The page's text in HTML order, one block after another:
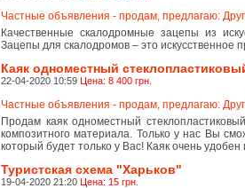
Частные объявления - продам, предлагаю:
Качественные скалодромные зацепы из
Зацепы для скалодромов – это
Каяк одноместный
22-04-2020 10:59 Цена: 8 400 грн.
Частные объявления - продам, предлагаю:
Продам каяк одноместный
композитного материала. Только у нас Вы
который будет только у Вас! Каяк очень
Туристская схема "Харьков"
19-04-2020 21:20 Цена: 15 грн.